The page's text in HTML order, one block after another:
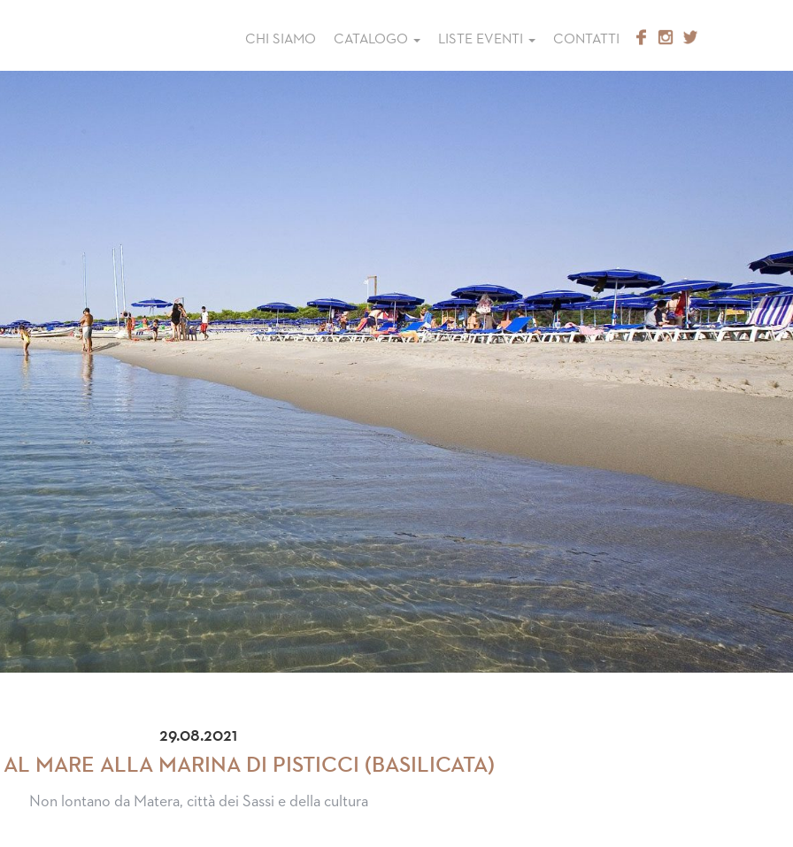
CHI SIAMO CATALOGO LISTE EVENTI CONTATTI
29.08.2021
MARE ALLA MARINA DI PISTICCI (BASILICATA)
Non lontano da Matera, città dei Sassi e della cultura